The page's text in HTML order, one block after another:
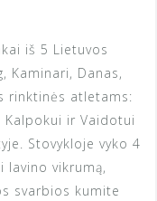
iš 5 Lietuvos
Kaminari, Danas,
rinktinės atletams:
Kalpokui ir Vaidotui
Stovykloje vyko 4
vikrumą,
svarbios kumite